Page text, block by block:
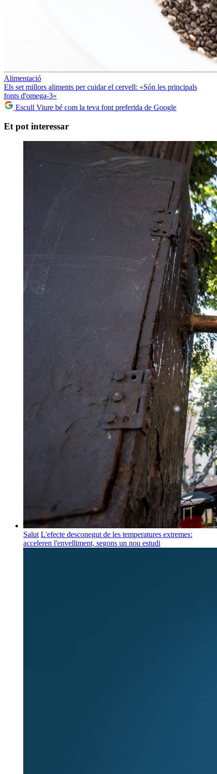
Alimentació
Els set millors aliments per cuidar el cervell: «Són les principals
fonts d'omega-3»
Escull Viure bé com la teva font preferida de Google
Et pot interessar
Salut L'efecte desconegut de les temperatures extremes:
acceleren l'envelliment, segons un nou estudi